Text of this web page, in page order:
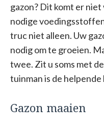
gazon? Dit komt er
nodige
truc niet alleen. Uw
nodig om te groeien.
twee. Zit u soms met
tuinman is de
Gazon maaien